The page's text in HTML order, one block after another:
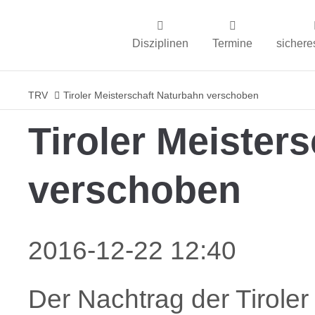
Disziplinen Termine
TRV Tiroler Meisterschaft Naturbahn verschoben
Tiroler
verschoben
2016-12-22 12:40
Der Nachtrag der